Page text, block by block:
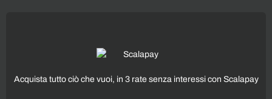
Acquista tutto ciò che vuoi, in 3 rate senza interessi con Scalapay